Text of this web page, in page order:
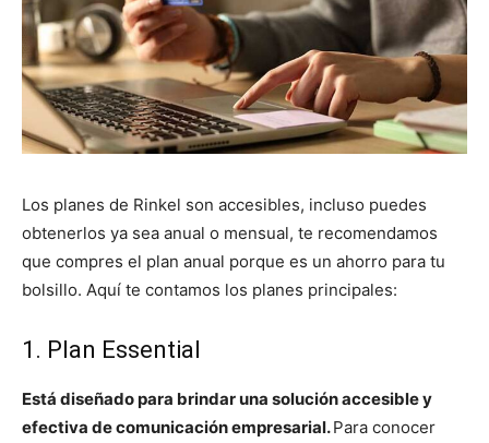
Los planes de Rinkel son accesibles, incluso puedes
obtenerlos ya sea anual o mensual, te recomendamos
que compres el plan anual porque es un ahorro para tu
bolsillo. Aquí te contamos los planes principales:
1. Plan Essential
Está diseñado para brindar una solución accesible y
efectiva de comunicación empresarial.Para conocer